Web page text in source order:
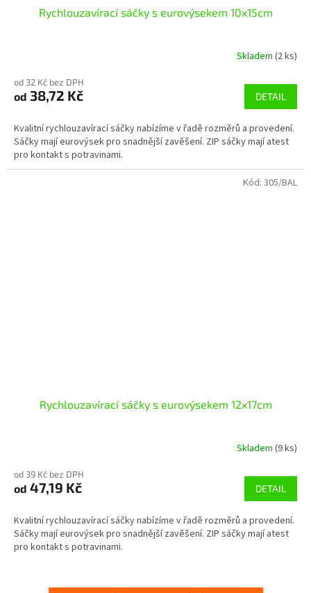
Rychlouzavírací sáčky s eurovýsekem 10x15cm
Skladem (2 ks)
od 32 Kč bez DPH
od 38,72 Kč DETAIL
Kvalitní rychlouzavírací sáčky nabízíme v řadě rozměrů a provedení.
Sáčky mají eurovýsek pro snadnější zavěšení. ZIP sáčky mají atest
pro kontakt s potravinami.
Rychlouzavírací sáčky s eurovýsekem 12x17cm
Skladem (9 ks)
od 39 Kč bez DPH
od 47,19 Kč DETAIL
Kvalitní rychlouzavírací sáčky nabízíme v řadě rozměrů a provedení.
Sáčky mají eurovýsek pro snadnější zavěšení. ZIP sáčky mají atest
pro kontakt s potravinami.
Kód: 305/BAL